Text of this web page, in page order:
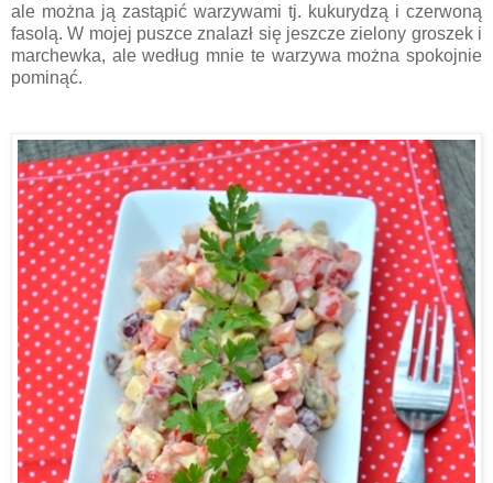
ale można ją zastąpić warzywami tj. kukurydzą i czerwoną
fasolą. W mojej puszce znalazł się jeszcze zielony groszek i
marchewka, ale według mnie te warzywa można spokojnie
pominąć.